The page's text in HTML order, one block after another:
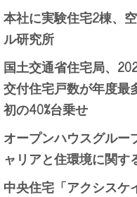
本社に実験住宅2棟、
ル研究所
国土交通省住宅局、
交付住宅戸数が年度最
初の40%台乗せ
オープンハウスグルー
ャリアと住環境に関す
中央住宅「アクシス